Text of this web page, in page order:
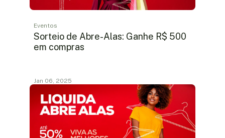
Eventos
Sorteio de Abre-Alas: Ganhe R$ 500
em compras
Jan 06, 2025